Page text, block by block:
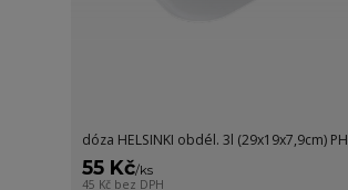
dóza HELSINKI obdél. 3l (29x19x7,9cm) PH
55 Kč/ks
45 Kč bez DPH